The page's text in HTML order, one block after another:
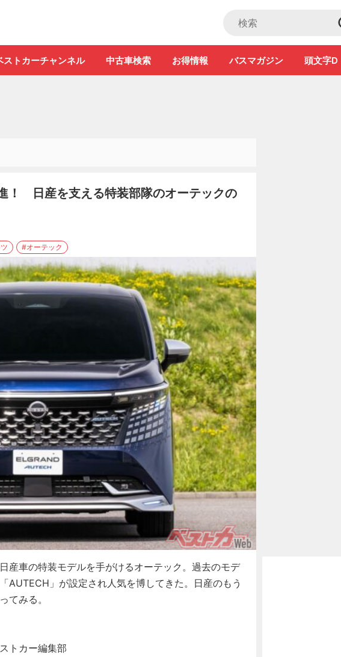
ストカーチャンネル 中古車検索 お得情報 バスマガジン 頭文字D
！ 日産を支える特装部隊のオーテックの
#オーテック
産車の特装モデルを手がけるオーテック。過去のモデ
AUTECH」が設定され人気を博してきた。日産のもう
てみる。
トカー編集部